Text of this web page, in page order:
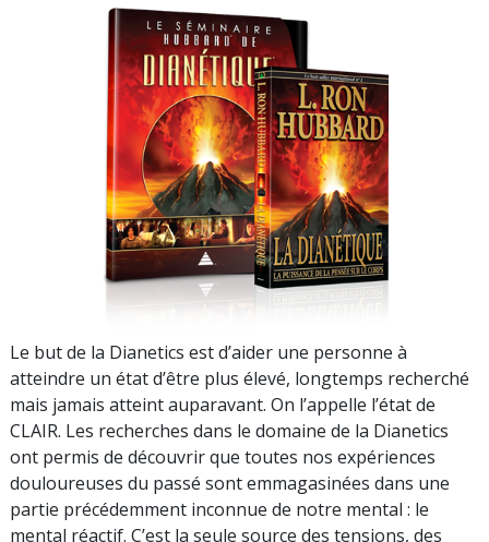
Le but de la Dianetics est d’aider une personne à
atteindre un état d’être plus élevé, longtemps recherché
mais jamais atteint auparavant. On l’appelle l’état de
CLAIR. Les recherches dans le domaine de la Dianetics
ont permis de découvrir que toutes nos expériences
douloureuses du passé sont emmagasinées dans une
partie précédemment inconnue de notre mental : le
mental réactif. C’est la seule source des tensions, des